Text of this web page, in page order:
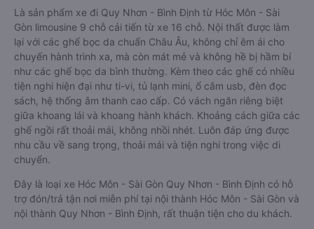
Là sản phẩm xe đi Quy Nhơn - Bình Định từ Hóc Môn - Sài
Gòn limousine 9 chỗ cải tiến từ xe 16 chỗ. Nội thất được làm
lại với các ghế bọc da chuẩn Châu Âu, không chỉ êm ái cho
chuyến hành trình xa, mà còn mát mẻ và không hề bị hầm bí
như các ghế bọc da bình thường. Kèm theo các ghế có nhiều
tiện nghi hiện đại như ti-vi, tủ lạnh mini, ổ cắm usb, đèn đọc
sách, hệ thống âm thanh cao cấp. Có vách ngăn riêng biệt
giữa khoang lái và khoang hành khách. Khoảng cách giữa các
ghế ngồi rất thoải mái, không nhồi nhét. Luôn đáp ứng được
nhu cầu về sang trọng, thoải mái và tiện nghi trong việc di
chuyển.
Đây là loại xe Hóc Môn - Sài Gòn Quy Nhơn - Bình Định có hỗ
trợ đón/trả tận nơi miễn phí tại nội thành Hóc Môn - Sài Gòn và
nội thành Quy Nhơn - Bình Định, rất thuận tiện cho du khách.